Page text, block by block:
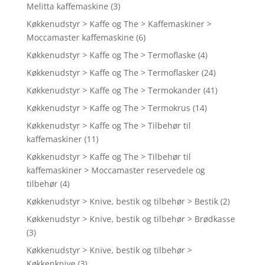
Melitta kaffemaskine (3)
Køkkenudstyr > Kaffe og The > Kaffemaskiner >
Moccamaster kaffemaskine (6)
Køkkenudstyr > Kaffe og The > Termoflaske (4)
Køkkenudstyr > Kaffe og The > Termoflasker (24)
Køkkenudstyr > Kaffe og The > Termokander (41)
Køkkenudstyr > Kaffe og The > Termokrus (14)
Køkkenudstyr > Kaffe og The > Tilbehør til
kaffemaskiner (11)
Køkkenudstyr > Kaffe og The > Tilbehør til
kaffemaskiner > Moccamaster reservedele og
tilbehør (4)
Køkkenudstyr > Knive, bestik og tilbehør > Bestik (2)
Køkkenudstyr > Knive, bestik og tilbehør > Brødkasse
(3)
Køkkenudstyr > Knive, bestik og tilbehør >